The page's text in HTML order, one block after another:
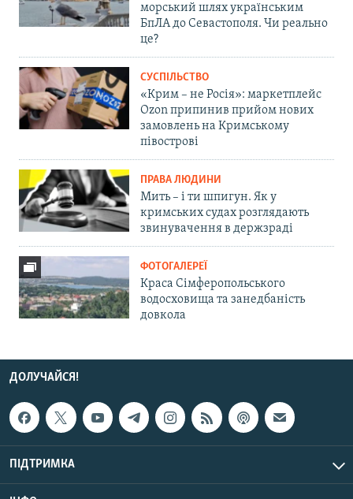
морський шлях українським
БпЛА до Севастополя. Чи реально
це?
СУСПІЛЬСТВО
«Крим – не Росія»: маркетплейс
Ozon припинив прийом нових
замовлень на Кримському
півострові
ПРАВА ЛЮДИНИ
Мить – і ти шпигун. Як у
кримських судах розглядають
звинувачення в держзраді
ФОТОГАЛЕРЕЇ
Краса Сімферопольського
водосховища та занедбаність
довкола
ДОЛУЧАЙСЯ!
ПІДТРИМКА